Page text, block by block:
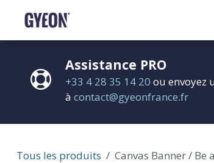
Assistance PRO
+33 4 28 35 14 20 ou envoyez
à contact@gyeonfrance.fr
Tous les produits Canvas Banner / Be